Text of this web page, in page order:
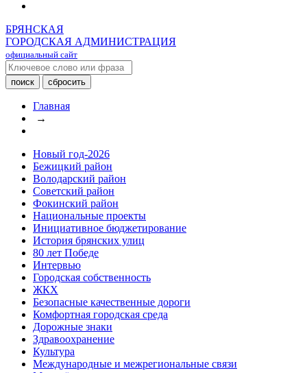
БРЯНСКАЯ
ГОРОДСКАЯ АДМИНИСТРАЦИЯ
официальный сайт
Главная
→
Новый год-2026
Бежицкий район
Володарский район
Советский район
Фокинский район
Национальные проекты
Инициативное бюджетирование
История брянских улиц
80 лет Победе
Интервью
Городская собственность
ЖКХ
Безопасные качественные дороги
Комфортная городская среда
Дорожные знаки
Здравоохранение
Культура
Международные и межрегиональные связи